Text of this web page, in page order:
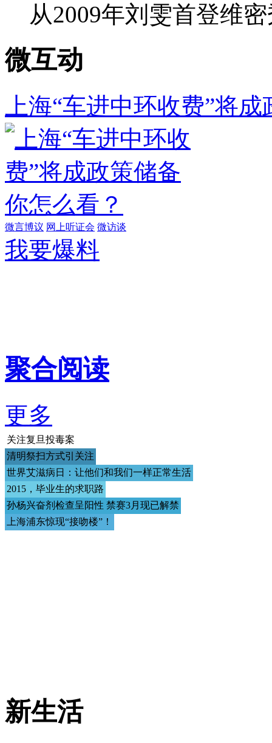
从2009年刘雯首登维
微互动
上海“车进中环收费”将
微言博议 网上听证会 微访谈
我要爆料
聚合阅读
更多
关注复旦投毒案
清明祭扫方式引关注
世界艾滋病日：让他们和我们一样正常生活
2015，毕业生的求职路
孙杨兴奋剂检查呈阳性 禁赛3月现已解禁
上海浦东惊现“接吻楼”！
新生活